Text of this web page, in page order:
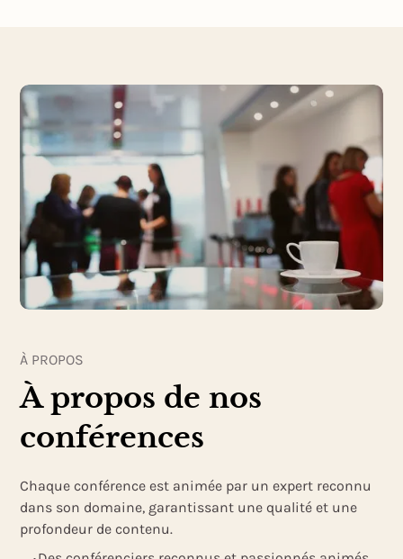
À PROPOS
À propos de nos
conférences
Chaque conférence est animée par un expert reconnu
dans son domaine, garantissant une qualité et une
profondeur de contenu.